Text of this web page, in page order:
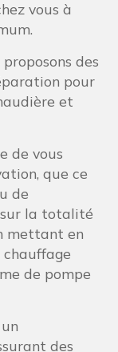
vous à
des
pour
et
de vous
que ce
de
la totalité
mettant en
de pompe
des